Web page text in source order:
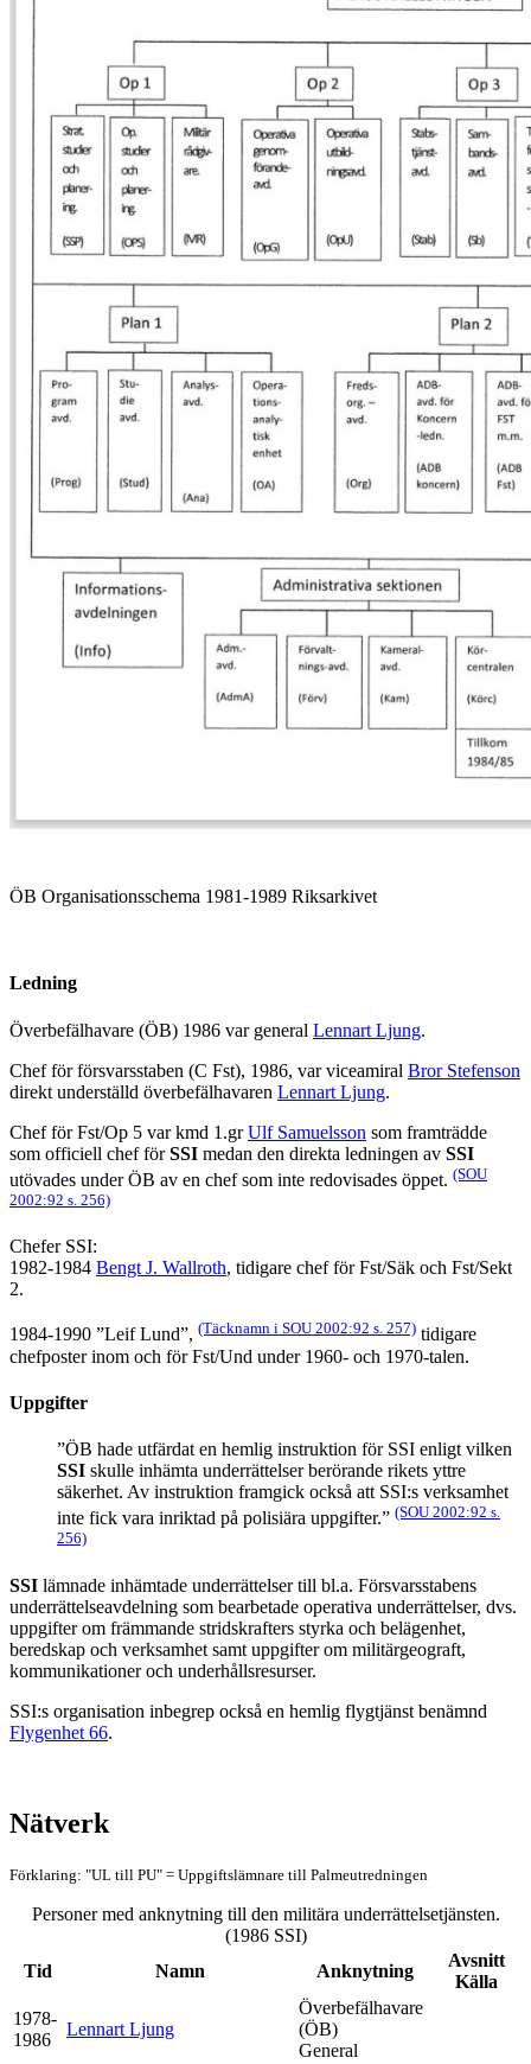
ÖB Organisationsschema 1981-1989 Riksarkivet
Ledning
Överbefälhavare (ÖB) 1986 var general Lennart Ljung.
Chef för försvarsstaben (C Fst), 1986, var viceamiral Bror Stefenson
direkt underställd överbefälhavaren Lennart Ljung.
Chef för Fst/Op 5 var kmd 1.grUlf Samuelsson som framträdde
som officiell chef förSSI medan den direkta ledningen av SSI
utövades under ÖB av en chef som inte redovisades öppet. (SOU
2002:92 s. 256)
Chefer SSI:
1982-1984 Bengt J. Wallroth, tidigare chef för Fst/Säk och Fst/Sekt
2.
1984-1990 ”Leif Lund”, (Täcknamn i SOU 2002:92 s. 257) tidigare
chefposter inom och för Fst/Und under 1960- och 1970-talen.
Uppgifter
”ÖB hade utfärdat en hemlig instruktion för SSI enligt vilken
SSI skulle inhämta underrättelser berörande rikets yttre
säkerhet. Av instruktion framgick också att SSI:s verksamhet
inte fick vara inriktad på polisiära uppgifter.” (SOU 2002:92 s.
256)
SSI lämnade inhämtade underrättelser till bl.a. Försvarsstabens
underrättelseavdelning som bearbetade operativa underrättelser, dvs.
uppgifter om främmande stridskrafters styrka och belägenhet,
beredskap och verksamhet samt uppgifter om militärgeograft,
kommunikationer och underhållsresurser.
SSI:s organisation inbegrep också en hemlig flygtjänst benämnd
Flygenhet 66.
Nätverk
Förklaring: "UL till PU" = Uppgiftslämnare till Palmeutredningen
Personer med anknytning till den militära underrättelsetjänsten.
(1986 SSI)
Tid
Namn Anknytning
Avsnitt
Källa
1978-
1986
Lennart Ljung
Överbefälhavare
(ÖB)
General